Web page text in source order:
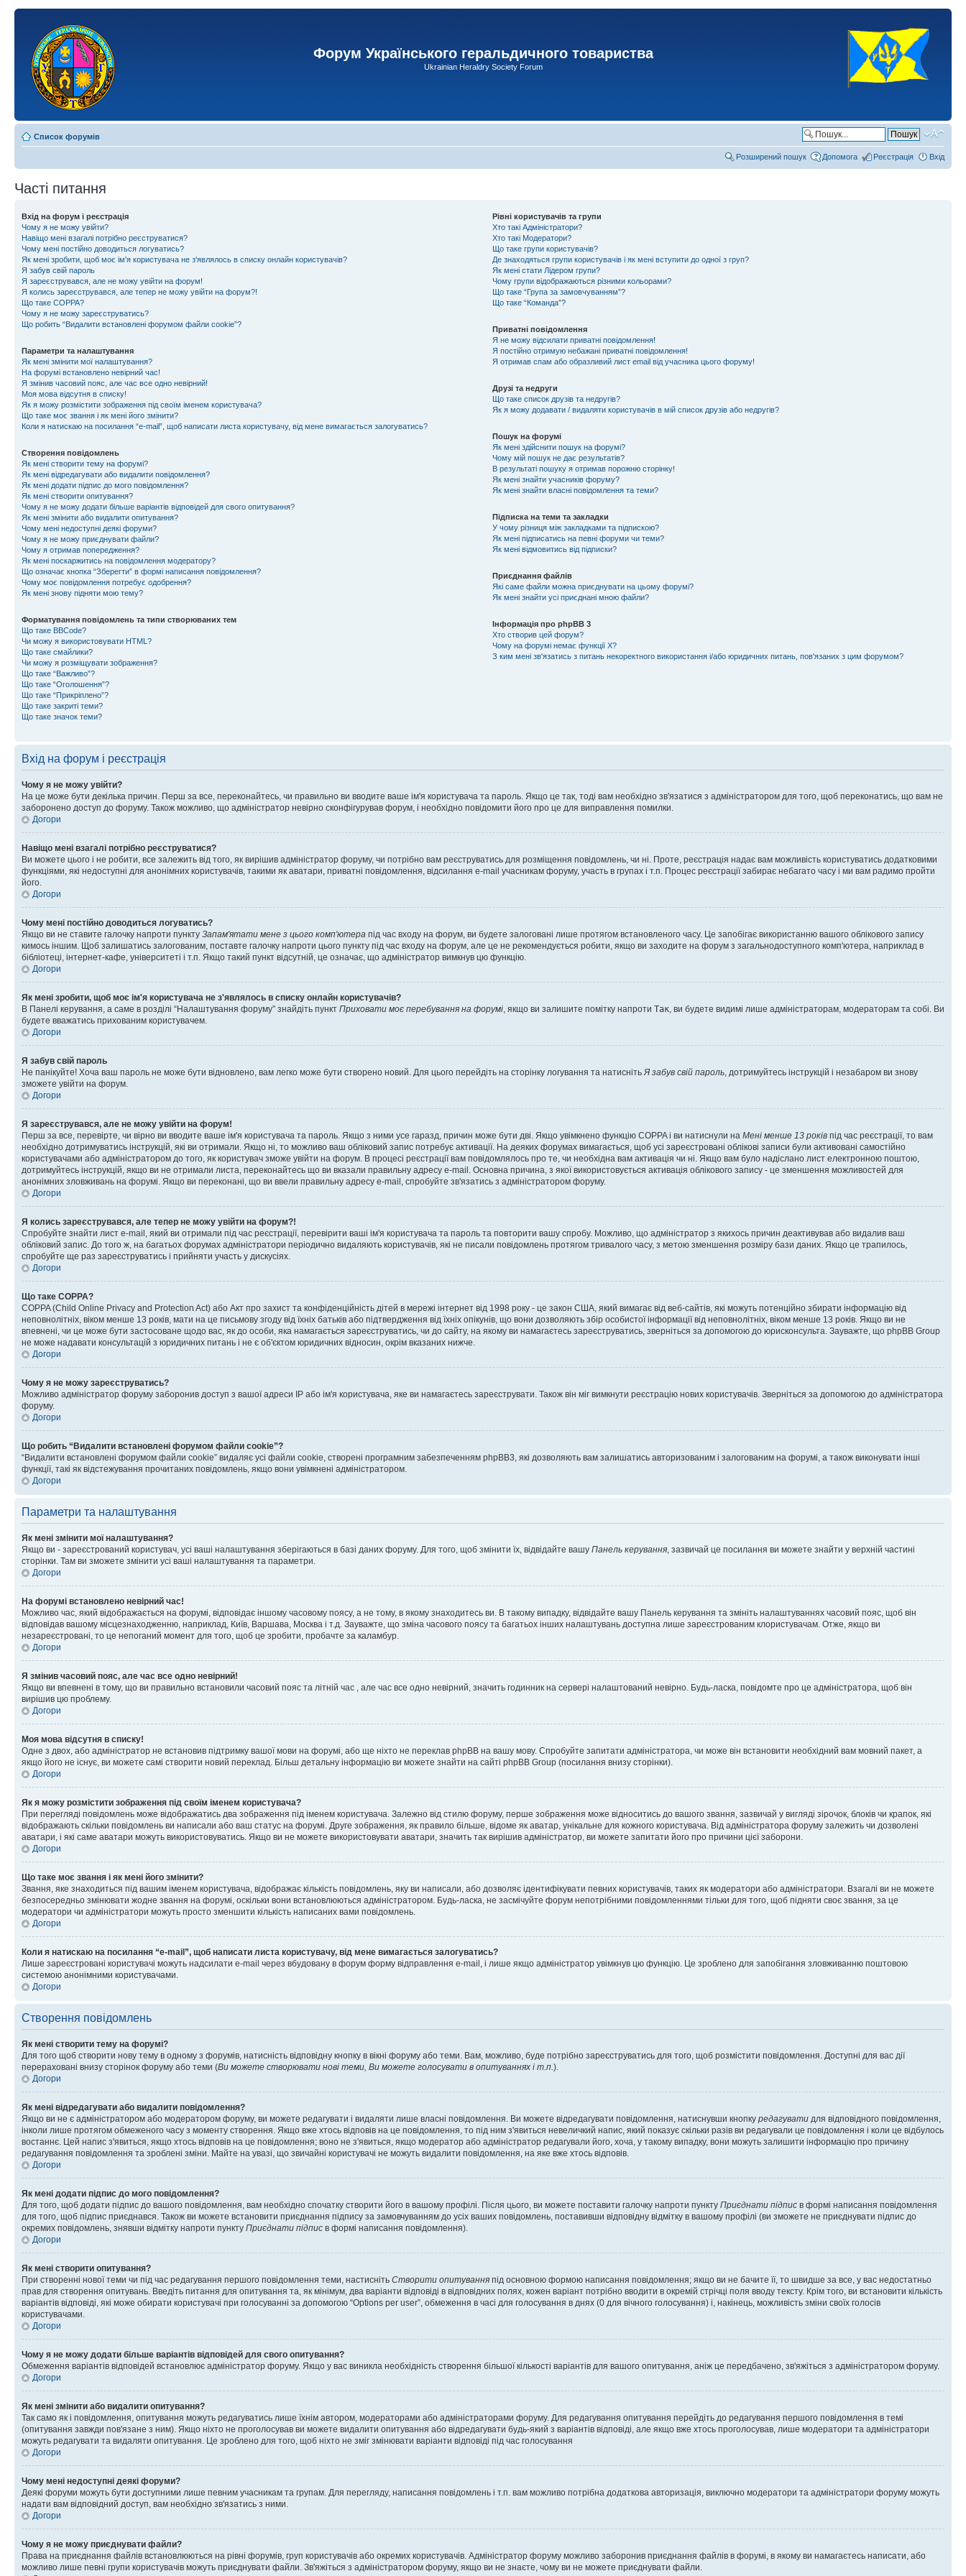
Форум Українського геральдичного товариства
Ukrainian Heraldry Society Forum
Список форумів
Розширений пошук Допомога Реєстрація Вхід
Часті питання
Вхід на форум і реєстрація
Чому я не можу увійти?
Навіщо мені взагалі потрібно реєструватися?
Чому мені постійно доводиться логуватись?
Як мені зробити, щоб моє ім'я користувача не з'являлось в списку онлайн користувачів?
Я забув свій пароль
Я зареєструвався, але не можу увійти на форум!
Я колись зареєструвався, але тепер не можу увійти на форум?!
Що таке COPPA?
Чому я не можу зареєструватись?
Що робить “Видалити встановлені форумом файли cookie”?
Параметри та налаштування
Як мені змінити мої налаштування?
На форумі встановлено невірний час!
Я змінив часовий пояс, але час все одно невірний!
Моя мова відсутня в списку!
Як я можу розмістити зображення під своїм іменем користувача?
Що таке моє звання і як мені його змінити?
Коли я натискаю на посилання “e-mail”, щоб написати листа користувачу, від мене вимагається залогуватись?
Створення повідомлень
Як мені створити тему на форумі?
Як мені відредагувати або видалити повідомлення?
Як мені додати підпис до мого повідомлення?
Як мені створити опитування?
Чому я не можу додати більше варіантів відповідей для свого опитування?
Як мені змінити або видалити опитування?
Чому мені недоступні деякі форуми?
Чому я не можу приєднувати файли?
Чому я отримав попередження?
Як мені поскаржитись на повідомлення модератору?
Що означає кнопка “Зберегти” в формі написання повідомлення?
Чому моє повідомлення потребує одобрення?
Як мені знову підняти мою тему?
Форматування повідомлень та типи створюваних тем
Що таке BBCode?
Чи можу я використовувати HTML?
Що таке смайлики?
Чи можу я розміщувати зображення?
Що таке “Важливо”?
Що таке “Оголошення”?
Що таке “Прикріплено”?
Що таке закриті теми?
Що таке значок теми?
Рівні користувачів та групи
Хто такі Адміністратори?
Хто такі Модератори?
Що таке групи користувачів?
Де знаходяться групи користувачів і як мені вступити до одної з груп?
Як мені стати Лідером групи?
Чому групи відображаються різними кольорами?
Що таке “Група за замовчуванням”?
Що таке “Команда”?
Приватні повідомлення
Я не можу відсилати приватні повідомлення!
Я постійно отримую небажані приватні повідомлення!
Я отримав спам або образливий лист email від учасника цього форуму!
Друзі та недруги
Що таке список друзів та недругів?
Як я можу додавати / видаляти користувачів в мій список друзів або недругів?
Пошук на форумі
Як мені здійснити пошук на форумі?
Чому мій пошук не дає результатів?
В результаті пошуку я отримав порожню сторінку!
Як мені знайти учасників форуму?
Як мені знайти власні повідомлення та теми?
Підписка на теми та закладки
У чому різниця між закладками та підпискою?
Як мені підписатись на певні форуми чи теми?
Як мені відмовитись від підписки?
Приєднання файлів
Які саме файли можна приєднувати на цьому форумі?
Як мені знайти усі приєднані мною файли?
Інформація про phpBB 3
Хто створив цей форум?
Чому на форумі немає функції X?
З ким мені зв'язатись з питань некоректного використання і/або юридичних питань, пов'язаних з цим форумом?
Вхід на форум і реєстрація
Чому я не можу увійти?
На це може бути декілька причин. Перш за все, переконайтесь, чи правильно ви вводите ваше ім'я користувача та пароль. Якщо це так, тоді вам необхідно зв'язатися з адміністратором для того, щоб переконатись, що вам не
заборонено доступ до форуму. Також можливо, що адміністратор невірно сконфігурував форум, і необхідно повідомити його про це для виправлення помилки.
Догори
Навіщо мені взагалі потрібно реєструватися?
Ви можете цього і не робити, все залежить від того, як вирішив адміністратор форуму, чи потрібно вам реєструватись для розміщення повідомлень, чи ні. Проте, реєстрація надає вам можливість користуватись додатковими
функціями, які недоступні для анонімних користувачів, такими як аватари, приватні повідомлення, відсилання e-mail учасникам форуму, участь в групах і т.п. Процес реєстрації забирає небагато часу і ми вам радимо пройти
його.
Догори
Чому мені постійно доводиться логуватись?
Якщо ви не ставите галочку напроти пункту Запам'ятати мене з цього комп'ютера під час входу на форум, ви будете залоговані лише протягом встановленого часу. Це запобігає використанню вашого облікового запису
кимось іншим. Щоб залишатись залогованим, поставте галочку напроти цього пункту під час входу на форум, але це не рекомендується робити, якщо ви заходите на форум з загальнодоступного комп'ютера, наприклад в
бібліотеці, інтернет-кафе, університеті і т.п. Якщо такий пункт відсутній, це означає, що адміністратор вимкнув цю функцію.
Догори
Як мені зробити, щоб моє ім'я користувача не з'являлось в списку онлайн користувачів?
В Панелі керування, а саме в розділі “Налаштування форуму” знайдіть пункт Приховати моє перебування на форумі, якщо ви залишите помітку напроти Так, ви будете видимі лише адміністраторам, модераторам та собі. Ви
будете вважатись прихованим користувачем.
Догори
Я забув свій пароль
Не панікуйте! Хоча ваш пароль не може бути відновлено, вам легко може бути створено новий. Для цього перейдіть на сторінку логування та натиснітьЯ забув свій пароль, дотримуйтесь інструкцій і незабаром ви знову
зможете увійти на форум.
Догори
Я зареєструвався, але не можу увійти на форум!
Перш за все, перевірте, чи вірно ви вводите ваше ім'я користувача та пароль. Якщо з ними усе гаразд, причин може бути дві. Якщо увімкнено функцію COPPA і ви натиснули на Мені менше 13 років під час реєстрації, то вам
необхідно дотримуватись інструкцій, які ви отримали. Якщо ні, то можливо ваш обліковий запис потребує активації. На деяких форумах вимагається, щоб усі зареєстровані облікові записи були активовані самостійно
користувачами або адміністратором до того, як користувач зможе увійти на форум. В процесі реєстрації вам повідомлялось про те, чи необхідна вам активація чи ні. Якщо вам було надіслано лист електронною поштою,
дотримуйтесь інструкцій, якщо ви не отримали листа, переконайтесь що ви вказали правильну адресу e-mail. Основна причина, з якої використовується активація облікового запису - це зменшення можливостей для
анонімних зловживань на форумі. Якщо ви переконані, що ви ввели правильну адресу e-mail, спробуйте зв'язатись з адміністратором форуму.
Догори
Я колись зареєструвався, але тепер не можу увійти на форум?!
Спробуйте знайти лист e-mail, який ви отримали під час реєстрації, перевірити ваші ім'я користувача та пароль та повторити вашу спробу. Можливо, що адміністратор з якихось причин деактивував або видалив ваш
обліковий запис. До того ж, на багатьох форумах адміністратори періодично видаляють користувачів, які не писали повідомлень протягом тривалого часу, з метою зменшення розміру бази даних. Якщо це трапилось,
спробуйте ще раз зареєструватись і прийняти участь у дискусіях.
Догори
Що таке COPPA?
COPPA (Child Online Privacy and Protection Act) або Акт про захист та конфіденційність дітей в мережі інтернет від 1998 року - це закон США, який вимагає від веб-сайтів, які можуть потенційно збирати інформацію від
неповнолітніх, віком менше 13 років, мати на це письмову згоду від їхніх батьків або підтвердження від їхніх опікунів, що вони дозволяють збір особистої інформації від неповнолітніх, віком менше 13 років. Якщо ви не
впевнені, чи це може бути застосоване щодо вас, як до особи, яка намагається зареєструватись, чи до сайту, на якому ви намагаєтесь зареєструватись, зверніться за допомогою до юрисконсульта. Зауважте, що phpBB Group
не може надавати консультацій з юридичних питань і не є об'єктом юридичних відносин, окрім вказаних нижче.
Догори
Чому я не можу зареєструватись?
Можливо адміністратор форуму заборонив доступ з вашої адреси IP або ім'я користувача, яке ви намагаєтесь зареєструвати. Також він міг вимкнути реєстрацію нових користувачів. Зверніться за допомогою до адміністратора
форуму.
Догори
Що робить “Видалити встановлені форумом файли cookie”?
“Видалити встановлені форумом файли cookie” видаляє усі файли cookie, створені програмним забезпеченням phpBB3, які дозволяють вам залишатись авторизованим і залогованим на форумі, а також виконувати інші
функції, такі як відстежування прочитаних повідомлень, якщо вони увімкнені адміністратором.
Догори
Параметри та налаштування
Як мені змінити мої налаштування?
Якщо ви - зареєстрований користувач, усі ваші налаштування зберігаються в базі даних форуму. Для того, щоб змінити їх, відвідайте вашу Панель керування, зазвичай це посилання ви можете знайти у верхній частині
сторінки. Там ви зможете змінити усі ваші налаштування та параметри.
Догори
На форумі встановлено невірний час!
Можливо час, який відображається на форумі, відповідає іншому часовому поясу, а не тому, в якому знаходитесь ви. В такому випадку, відвідайте вашу Панель керування та змініть налаштуваннях часовий пояс, щоб він
відповідав вашому місцезнаходженню, наприклад, Київ, Варшава, Москва і т.д. Зауважте, що зміна часового поясу та багатьох інших налаштувань доступна лише зареєстрованим клористувачам. Отже, якщо ви
незареєстровані, то це непоганий момент для того, щоб це зробити, пробачте за каламбур.
Догори
Я змінив часовий пояс, але час все одно невірний!
Якщо ви впевнені в тому, що ви правильно встановили часовий пояс та літній час , але час все одно невірний, значить годинник на сервері налаштований невірно. Будь-ласка, повідомте про це адміністратора, щоб він
вирішив цю проблему.
Догори
Моя мова відсутня в списку!
Одне з двох, або адміністратор не встановив підтримку вашої мови на форумі, або ще ніхто не переклав phpBB на вашу мову. Спробуйте запитати адміністратора, чи може він встановити необхідний вам мовний пакет, а
якщо його не існує, ви можете самі створити новий переклад. Більш детальну інформацію ви можете знайти на сайті phpBB Group (посилання внизу сторінки).
Догори
Як я можу розмістити зображення під своїм іменем користувача?
При перегляді повідомлень може відображатись два зображення під іменем користувача. Залежно від стилю форуму, перше зображення може відноситись до вашого звання, зазвичай у вигляді зірочок, блоків чи крапок, які
відображають скільки повідомлень ви написали або ваш статус на форумі. Друге зображення, як правило більше, відоме як аватар, унікальне для кожного користувача. Від адміністратора форуму залежить чи дозволені
аватари, і які саме аватари можуть використовуватись. Якщо ви не можете використовувати аватари, значить так вирішив адміністратор, ви можете запитати його про причини цієї заборони.
Догори
Що таке моє звання і як мені його змінити?
Звання, яке знаходиться під вашим іменем користувача, відображає кількість повідомлень, яку ви написали, або дозволяє ідентифікувати певних користувачів, таких як модератори або адміністратори. Взагалі ви не можете
безпосередньо змінювати жодне звання на форумі, оскільки вони встановлюються адміністратором. Будь-ласка, не засмічуйте форум непотрібними повідомленнями тільки для того, щоб підняти своє звання, за це
модератори чи адміністратори можуть просто зменшити кількість написаних вами повідомлень.
Догори
Коли я натискаю на посилання “e-mail”, щоб написати листа користувачу, від мене вимагається залогуватись?
Лише зареєстровані користувачі можуть надсилати e-mail через вбудовану в форум форму відправлення e-mail, і лише якщо адміністратор увімкнув цю функцію. Це зроблено для запобігання зловживанню поштовою
системою анонімними користувачами.
Догори
Створення повідомлень
Як мені створити тему на форумі?
Для того щоб створити нову тему в одному з форумів, натисність відповідну кнопку в вікні форуму або теми. Вам, можливо, буде потрібно зареєструватись для того, щоб розмістити повідомлення. Доступні для вас дії
перераховані внизу сторінок форуму або теми (Ви можете створювати нові теми, Ви можете голосувати в опитуваннях і т.п.).
Догори
Як мені відредагувати або видалити повідомлення?
Якщо ви не є адміністратором або модератором форуму, ви можете редагувати і видаляти лише власні повідомлення. Ви можете відредагувати повідомлення, натиснувши кнопку редагувати для відповідного повідомлення,
інколи лише протягом обмеженого часу з моменту створення. Якщо вже хтось відповів на це повідомлення, то під ним з'явиться невеличкий напис, який показує скільки разів ви редагували це повідомлення і коли це відбулось
востаннє. Цей напис з'явиться, якщо хтось відповів на це повідомлення; воно не з'явиться, якщо модератор або адміністратор редагували його, хоча, у такому випадку, вони можуть залишити інформацію про причину
редагування повідомлення та зроблені зміни. Майте на увазі, що звичайні користувачі не можуть видалити повідомлення, на яке вже хтось відповів.
Догори
Як мені додати підпис до мого повідомлення?
Для того, щоб додати підпис до вашого повідомлення, вам необхідно спочатку створити його в вашому профілі. Після цього, ви можете поставити галочку напроти пункту Приєднати підпис в формі написання повідомлення
для того, щоб підпис приєднався. Також ви можете встановити приєднання підпису за замовчуванням до усіх ваших повідомлень, поставивши відповідну відмітку в вашому профілі (ви зможете не приєднувати підпис до
окремих повідомлень, знявши відмітку напроти пункту Приєднати підпис в формі написання повідомлення).
Догори
Як мені створити опитування?
При створенні нової теми чи під час редагування першого повідомлення теми, настисніть Створити опитування під основною формою написання повідомлення; якщо ви не бачите її, то швидше за все, у вас недостатньо
прав для створення опитувань. Введіть питання для опитування та, як мінімум, два варіанти відповіді в відповідних полях, кожен варіант потрібно вводити в окремій стрічці поля вводу тексту. Крім того, ви встановити кількість
варіантів відповіді, які може обирати користувачі при голосуванні за допомогою “Options per user”, обмеження в часі для голосування в днях (0 для вічного голосування) і, накінець, можливість зміни своїх голосів
користувачами.
Догори
Чому я не можу додати більше варіантів відповідей для свого опитування?
Обмеження варіантів відповідей встановлює адміністратор форуму. Якщо у вас виникла необхідність створення більшої кількості варіантів для вашого опитування, аніж це передбачено, зв'яжіться з адміністратором форуму.
Догори
Як мені змінити або видалити опитування?
Так само як і повідомлення, опитування можуть редагуватись лише їхнім автором, модераторами або адміністраторами форуму. Для редагування опитування перейдіть до редагування першого повідомлення в темі
(опитування завжди пов'язане з ним). Якщо ніхто не проголосував ви можете видалити опитування або відредагувати будь-який з варіантів відповіді, але якщо вже хтось проголосував, лише модератори та адміністратори
можуть редагувати та видаляти опитування. Це зроблено для того, щоб ніхто не зміг змінювати варіанти відповіді під час голосування
Догори
Чому мені недоступні деякі форуми?
Деякі форуми можуть бути доступними лише певним учасникам та групам. Для перегляду, написання повідомлень і т.п. вам можливо потрібна додаткова авторизація, виключно модератори та адміністратори форуму можуть
надати вам відповідний доступ, вам необхідно зв'язатись з ними.
Догори
Чому я не можу приєднувати файли?
Права на приєднання файлів встановлюються на рівні форумів, груп користувачів або окремих користувачів. Адміністратор форуму можливо заборонив приєднання файлів в форумі, в якому ви намагаєтесь написати, або
можливо лише певні групи користувачів можуть приєднувати файли. Зв'яжіться з адміністратором форуму, якщо ви не знаєте, чому ви не можете приєднувати файли.